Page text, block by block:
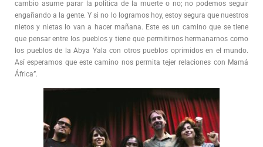
cambio asume parar la política de la muerte o no; no podemos seguir
engañando a la gente. Y si no lo logramos hoy, estoy segura que nuestros
nietos y nietas lo van a hacer mañana. Este es un camino que se tiene
que pensar entre los pueblos y tiene que permitirnos hermanarnos como
los pueblos de la Abya Yala con otros pueblos oprimidos en el mundo.
Así esperamos que este camino nos permita tejer relaciones con Mamá
África”.